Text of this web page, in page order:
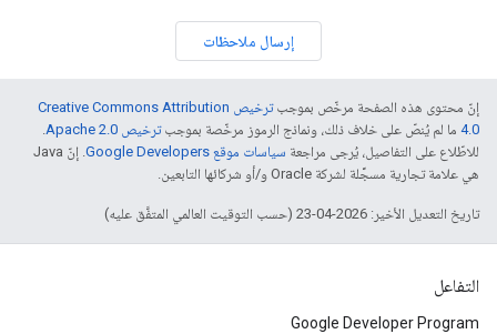
إرسال ملاحظات
إنّ محتوى هذه الصفحة مرخّص بموجب
ترخيص Creative Commons Attribution
4.0‏ ما لم يُنصّ على خلاف ذلك، ونماذج الرموز مرخّصة بموجبترخيص Apache 2.0‏
للاطّلاع على التفاصيل، يُرجى مراجعة سياسات موقع Google Developers‏
. إنّ Java
هي علامة تجارية مسجَّلة لشركة Oracle و/أو شركائها التابعين.
تاريخ التعديل الأخير: 2026-04-23 (حسب التوقيت العالمي المتفَّق عليه)
التفاعل
Google Developer Program